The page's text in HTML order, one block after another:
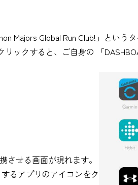
Majors Global Run Club!」という
ックすると、ご自身の 「
せる画面が現れます。
るアプリのアイコンをク